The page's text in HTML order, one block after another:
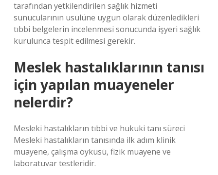
tarafından yetkilendirilen sağlık hizmeti
sunucularının usulüne uygun olarak düzenledikleri
tıbbi belgelerin incelenmesi sonucunda işyeri sağlık
kurulunca tespit edilmesi gerekir.
Meslek hastalıklarının tanısı
için yapılan muayeneler
nelerdir?
Mesleki hastalıkların tıbbi ve hukuki tanı süreci
Mesleki hastalıkların tanısında ilk adım klinik
muayene, çalışma öyküsü, fizik muayene ve
laboratuvar testleridir.